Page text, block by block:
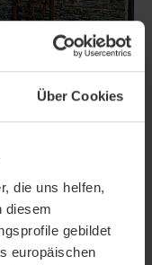
Über Cookies
die uns helfen,
diesem
gebildet
europäischen
KLASSIK